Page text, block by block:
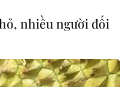
ép từ
nhịp
nhiều người đối